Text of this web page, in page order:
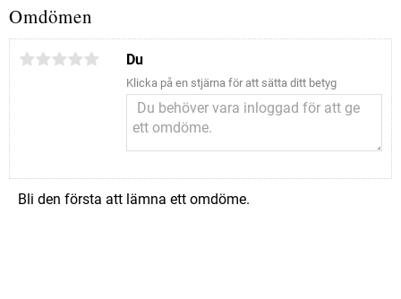
Omdömen
Du
Klicka på en stjärna för att sätta ditt betyg
Bli den första att lämna ett omdöme.